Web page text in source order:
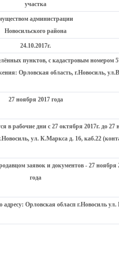
участка
администрации
Новосильского района
24.10.2017г.
пунктов, с кадастровым номером
Орловская область, г.Новосиль,
27 ноября 2017 года
в рабочие дни с 27 октября 2017г. до 27
ул. К.Маркса д. 16, каб.22
заявок и документов - 27 ноября
года
адресу: Орловская обласп г.Новосиль